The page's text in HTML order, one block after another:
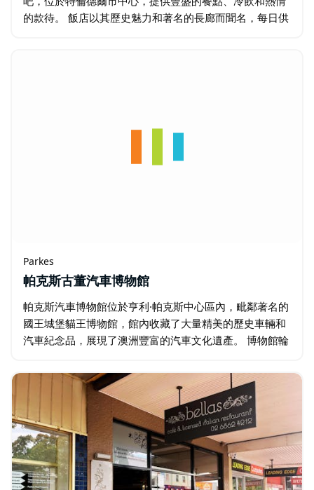
的款待。 飯店以其歷史魅力和著名的長廊而聞名，每日供
Parkes
帕克斯古董汽車博物館
帕克斯汽車博物館位於亨利·帕克斯中心區內，毗鄰著名的
國王城堡貓王博物館，館內收藏了大量精美的歷史車輛和
汽車紀念品，展現了澳洲豐富的汽車文化遺產。 博物館輪
汽車文物…